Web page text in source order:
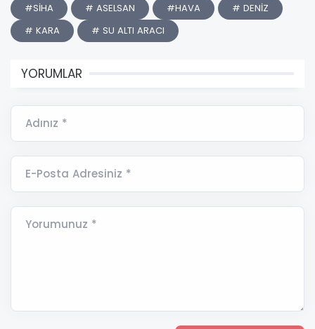
#SİHA # ASELSAN #HAVA
# DENİZ
# KARA
# SU ALTI ARACI
YORUMLAR
Adınız *
E-Posta Adresiniz *
Yorumunuz *